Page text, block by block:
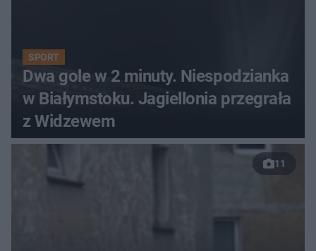
SPORT
Dwa gole w 2 minuty. Niespodzianka
w Białymstoku. Jagiellonia przegrała
z Widzewem
11